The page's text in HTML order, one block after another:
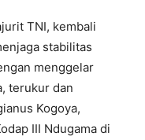
TNI, kembali
stabilitas
menggelar
terukur dan
Kogoya,
III Ndugama di